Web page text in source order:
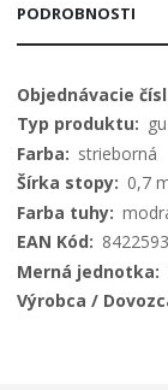
PODROBNOSTI
Viac
informácií
strieborná
0,7